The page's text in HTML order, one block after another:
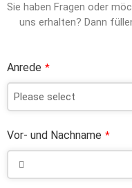
Sie haben Fragen oder
uns erhalten? Dann
Anrede *
Vor- und Nachname *